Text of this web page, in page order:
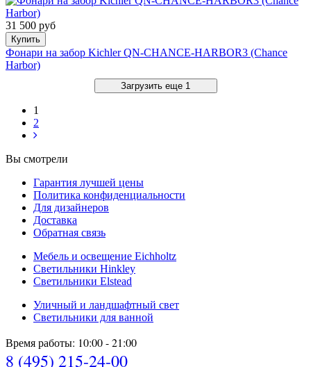
31 500 руб
Купить
Фонари на забор Kichler QN-CHANCE-HARBOR3 (Chance
Harbor)
Загрузить еще 1
1
2
Вы смотрели
Гарантия лучшей цены
Политика конфиденциальности
Для дизайнеров
Доставка
Обратная связь
Мебель и освещение Eichholtz
Светильники Hinkley
Светильники Elstead
Уличный и ландшафтный свет
Светильники для ванной
Время работы: 10:00 - 21:00
8 (495) 215-24-00